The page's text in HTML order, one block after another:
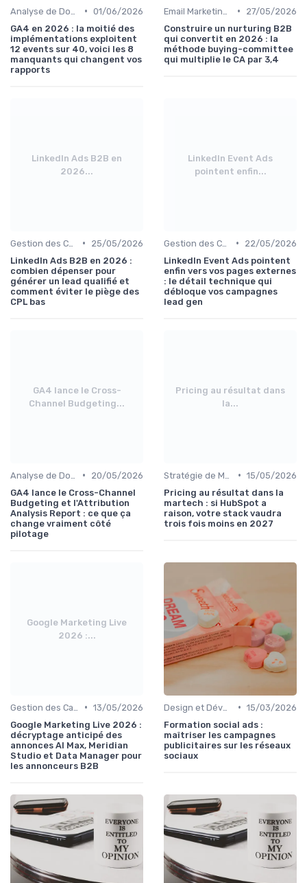
• 01/06/2026
GA4 en 2026 : la moitié des
implémentations exploitent
12 events sur 40, voici les 8
manquants qui changent vos
rapports
•
27/05/2026
Construire un nurturing B2B
qui convertit en 2026 : la
méthode buying-committee
qui multiplie le CA par 3,4
LinkedIn Ads B2B en
2026...
•
25/05/2026
LinkedIn Ads B2B en 2026 :
combien dépenser pour
générer un lead qualifié et
comment éviter le piège des
CPL bas
LinkedIn Event Ads
pointent enfin...
•
22/05/2026
LinkedIn Event Ads pointent
enfin vers vos pages externes
: le détail technique qui
débloque vos campagnes
lead gen
GA4 lance le Cross-
Channel Budgeting...
•
20/05/2026
GA4 lance le Cross-Channel
Budgeting et l'Attribution
Analysis Report : ce que ça
change vraiment côté
pilotage
Pricing au résultat dans
la...
• 15/05/2026
Pricing au résultat dans la
martech : si HubSpot a
raison, votre stack vaudra
trois fois moins en 2027
Google Marketing Live
2026 :...
• 13/05/2026
Google Marketing Live 2026 :
décryptage anticipé des
annonces AI Max, Meridian
Studio et Data Manager pour
les annonceurs B2B
• 15/03/2026
Formation social ads :
maîtriser les campagnes
publicitaires sur les réseaux
sociaux